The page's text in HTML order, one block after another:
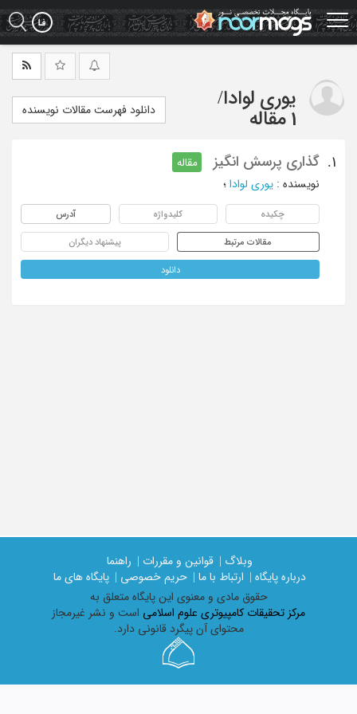
Skip
to
main
یوری لوادا/
1 مقاله
دانلود فهرست مقالات نویسنده
1. گذاری پرسش انگیز
مقاله
نویسنده : یوری لوادا ؛
چکیده کلیدواژه آدرس
مقالات مرتبط پیشنهاد دیگران
دانلود
وبلاگ | قوانین و مقررات |
راهنما
درباره پایگاه |
ارتباط با ما | حریم خصوصی |
پایگاه های ما
حقوق مادی و معنوی اين پايگاه متعلق به
مرکز تحقیقات کامپیوتری علوم اسلامی است و نشر غیرمجاز
محتوای آن پیگرد قانونی دارد.